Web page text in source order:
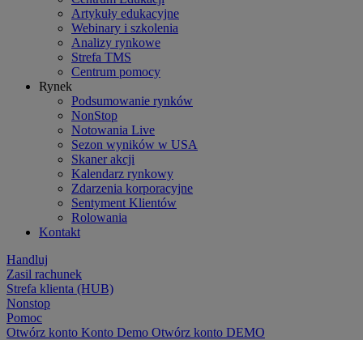
Artykuły edukacyjne
Webinary i szkolenia
Analizy rynkowe
Strefa TMS
Centrum pomocy
Rynek
Podsumowanie rynków
NonStop
Notowania Live
Sezon wyników w USA
Skaner akcji
Kalendarz rynkowy
Zdarzenia korporacyjne
Sentyment Klientów
Rolowania
Kontakt
Handluj
Zasil rachunek
Strefa klienta (HUB)
Nonstop
Pomoc
Otwórz konto Konto Demo Otwórz konto DEMO